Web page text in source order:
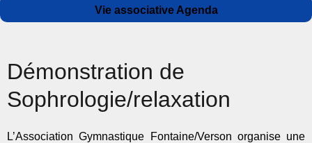
Auteur
Publié
le
Catégories
Vie associative Agenda
Démonstration de
Sophrologie/relaxation
L’Association Gymnastique Fontaine/Verson organise une